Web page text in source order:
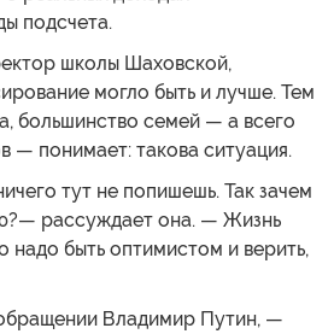
подсчета.
школы Шаховской,
могло быть и лучше. Тем
большинство семей — а всего
— понимает: такова ситуация.
тут не попишешь. Так зачем
рассуждает она. — Жизнь
надо быть оптимистом и верить,
Владимир Путин, —